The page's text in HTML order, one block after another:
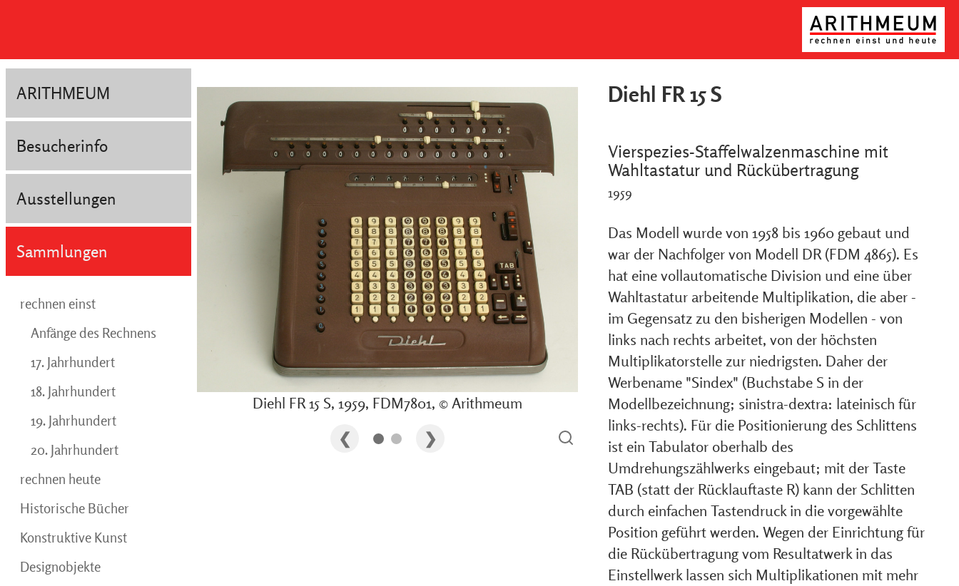
ARITHMEUM
Besucherinfo
Ausstellungen
Sammlungen
rechnen einst
Anfänge des Rechnens
17. Jahrhundert
18. Jahrhundert
19. Jahrhundert
20. Jahrhundert
rechnen heute
Historische Bücher
Konstruktive Kunst
Designobjekte
Diehl FR 15 S, 1959, FDM7801, © Arithmeum
Diehl FR 15 S
Vierspezies-Staffelwalzenmaschine mit
Wahltastatur und Rückübertragung
1959
Das Modell wurde von 1958 bis 1960 gebaut und
war der Nachfolger von Modell DR (FDM 4865). Es
hat eine vollautomatische Division und eine über
Wahltastatur arbeitende Multiplikation, die aber -
im Gegensatz zu den bisherigen Modellen - von
links nach rechts arbeitet, von der höchsten
Multiplikatorstelle zur niedrigsten. Daher der
Werbename "Sindex" (Buchstabe S in der
Modellbezeichnung; sinistra-dextra: lateinisch für
links-rechts). Für die Positionierung des Schlittens
ist ein Tabulator oberhalb des
Umdrehungszählwerks eingebaut; mit der Taste
TAB (statt der Rücklauftaste R) kann der Schlitten
durch einfachen Tastendruck in die vorgewählte
Position geführt werden. Wegen der Einrichtung für
die Rückübertragung vom Resultatwerk in das
Einstellwerk lassen sich Multiplikationen mit mehr